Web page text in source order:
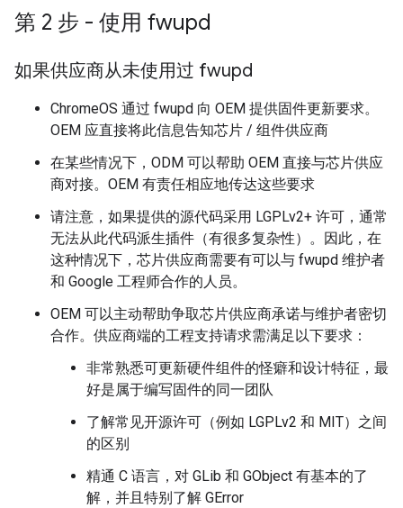
第 2 步 - 使用 fwupd
如果供应商从未使用过 fwupd
ChromeOS 通过 fwupd 向 OEM 提供固件更新要求。
OEM 应直接将此信息告知芯片 / 组件供应商
在某些情况下，ODM 可以帮助 OEM 直接与芯片供应
商对接。OEM 有责任相应地传达这些要求
请注意，如果提供的源代码采用 LGPLv2+ 许可，通常
无法从此代码派生插件（有很多复杂性）。因此，在
这种情况下，芯片供应商需要有可以与 fwupd 维护者
和 Google 工程师合作的人员。
OEM 可以主动帮助争取芯片供应商承诺与维护者密切
合作。供应商端的工程支持请求需满足以下要求：
非常熟悉可更新硬件组件的怪癖和设计特征，最
好是属于编写固件的同一团队
了解常见开源许可（例如 LGPLv2 和 MIT）之间
的区别
精通 C 语言，对 GLib 和 GObject 有基本的了
解，并且特别了解 GError